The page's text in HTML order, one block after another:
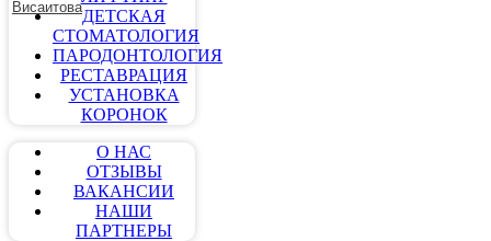
ВисаитоваДЕТСКАЯ
СТОМАТОЛОГИЯ
ПАРОДОНТОЛОГИЯ
РЕСТАВРАЦИЯ
УСТАНОВКА
КОРОНОК
О НАС
ОТЗЫВЫ
ВАКАНСИИ
НАШИ
ПАРТНЕРЫ